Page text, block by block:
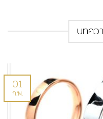
บทคว
01
ก.พ.